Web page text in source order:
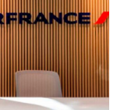
en el edificio
barrio de Retiro